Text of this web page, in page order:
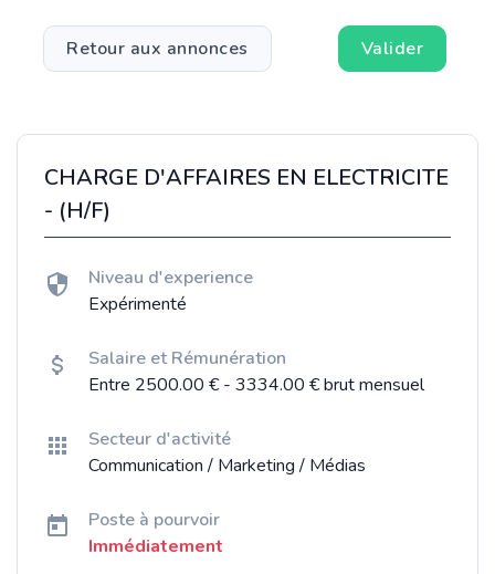
Retour aux annonces Valider
CHARGE D'AFFAIRES EN ELECTRICITE
- (H/F)
Niveau d'experience
Expérimenté
Salaire et Rémunération
Entre 2500.00 € - 3334.00 € brut mensuel
Secteur d'activité
Communication / Marketing / Médias
Poste à pourvoir
Immédiatement